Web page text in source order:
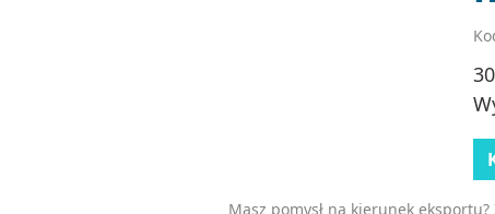
Masz pomysł na kierunek eksportu?